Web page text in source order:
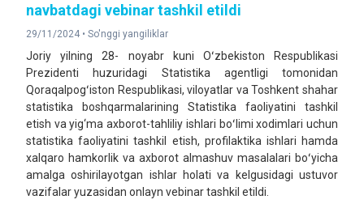
navbatdagi vebinar tashkil etildi
29/11/2024 • So'nggi yangiliklar
Joriy yilning 28- noyabr kuni Oʻzbekiston Respublikasi
Prezidenti huzuridagi Statistika agentligi tomonidan
Qoraqalpogʻiston Respublikasi, viloyatlar va Toshkent shahar
statistika boshqarmalarining Statistika faoliyatini tashkil
etish va yig‘ma axborot-tahliliy ishlari boʻlimi xodimlari uchun
statistika faoliyatini tashkil etish, profilaktika ishlari hamda
xalqaro hamkorlik va axborot almashuv masalalari boʻyicha
amalga oshirilayotgan ishlar holati va kelgusidagi ustuvor
vazifalar yuzasidan onlayn vebinar tashkil etildi.